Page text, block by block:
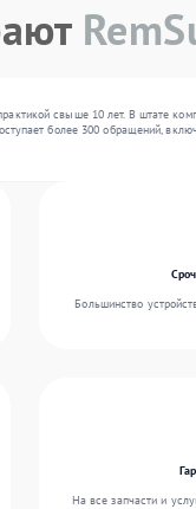
свыше 10 лет. В штате
более 300 обращений,
Большинство
На все запчасти и